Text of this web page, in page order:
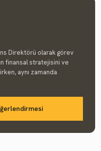
Direktörü olarak görev
finansal stratejisini ve
aynı zamanda